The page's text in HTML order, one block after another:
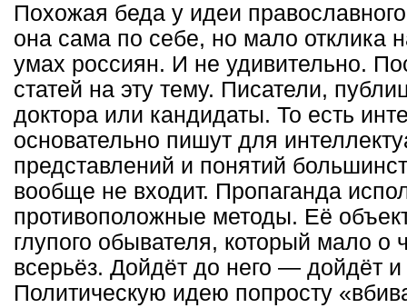
Похожая беда у идеи
она сама по себе, но мало отклика
умах россиян. И не удивительно.
статей на эту тему. Писатели,
доктора или кандидаты. То есть
основательно пишут для
представлений и понятий
вообще не входит. Пропаганда
противоположные методы. Её
глупого обывателя, который мало о
всерьёз. Дойдёт до него — дойдёт
Политическую идею попросту